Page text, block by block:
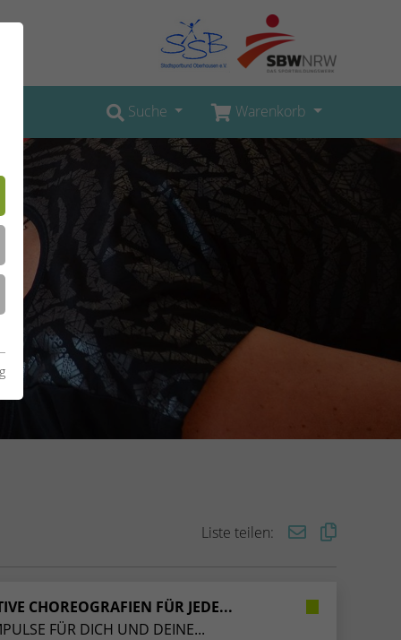
Suche Warenkorb
Liste teilen:
CHOREOGRAFIEN FÜR JEDE...
FÜR DICH UND DEINE...